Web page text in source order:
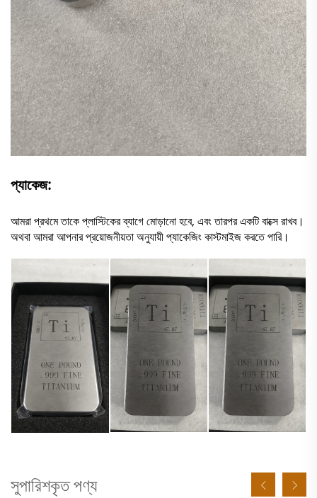
প্যাকেজ:
আমরা প্রথমে তাকে প্লাস্টিকের ব্যাগে মোড়ানো হবে, এবং তারপর একটি বাক্সে রাখব।
অথবা আমরা আপনার প্রয়োজনীয়তা অনুযায়ী প্যাকেজিং কাস্টমাইজ করতে পারি।
সুপারিশকৃত পণ্য